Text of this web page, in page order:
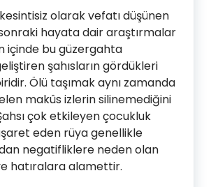
olarak vefatı düşünen
hayata dair araştırmalar
içinde bu güzergahta
şahısların gördükleri
Ölü taşımak aynı zamanda
makûs izlerin silinemediğini
çok etkileyen çocukluk
eden rüya genellikle
negatifliklere neden olan
hatıralara alamettir.